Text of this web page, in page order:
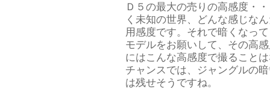
Ｄ５の最大の売りの高感度・
く未知の世界、どんな感じな
用感度です。それで暗くなっ
モデルをお願いして、その高
にはこんな高感度で撮ること
チャンスでは、ジャングルの
は残せそうですね。